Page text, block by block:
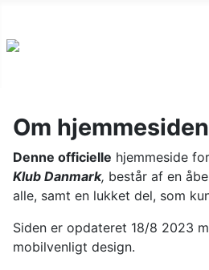
Om hjemmesiden
Denne officielle hjemmeside for
Klub Danmark, består af en
alle, samt en lukket del, som
Siden er opdateret 18/8 2023
mobilvenligt design.